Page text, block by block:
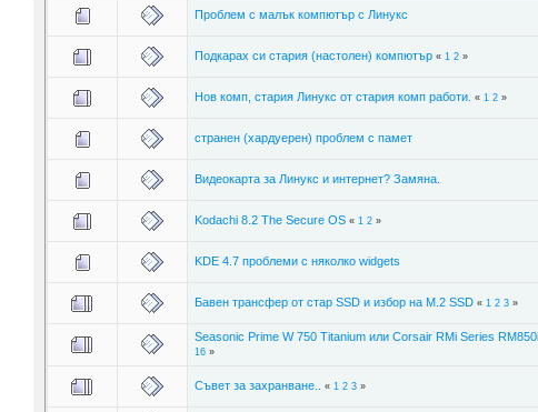
Проблем с малък компютър с Линукс
Подкарах си стария (настолен) компютър « 1 2»
Нов комп, стария Линукс от стария комп работи. « 1 2»
странен (хардуерен) проблем с памет
Видеокарта за Линукс и интернет? Замяна.
Kodachi 8.2 The Secure OS « 1 2»
KDE 4.7 проблеми с няколко widgets
Бавен трансфер от стар SSD и избор на М.2 SSD « 1 2 3»
Seasonic Prime W 750 Titanium или Corsair RMi Series
16»
Съвет за захранване.. « 1 2 3»